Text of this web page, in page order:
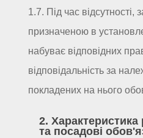
1.7. Під час
призначеною в
набуває відповідних
відповідальність за
покладених на нього
2. Характеристика
та посадові